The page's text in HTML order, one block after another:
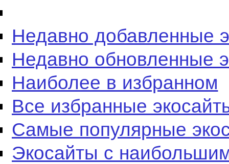
Недавно добавленные
Недавно обновленные
Наиболее в избранном
Все избранные
Самые популярные
Экосайты с